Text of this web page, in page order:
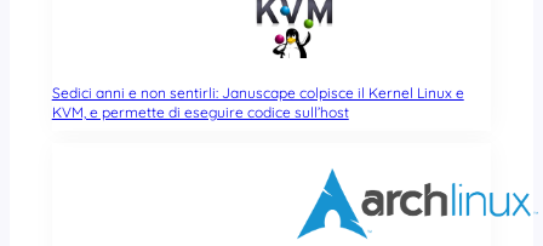
Sedici anni e non sentirli: Januscape colpisce il Kernel Linux e
KVM, e permette di eseguire codice sull’host